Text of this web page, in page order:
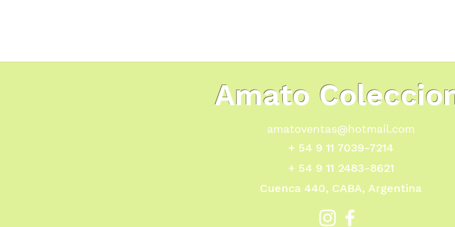
Amato
amatoventas@hotmail.com
+ 54 9 11 7039-7214
+ 54 9 11 2483-8621
Cuenca 440, CABA, Argentina